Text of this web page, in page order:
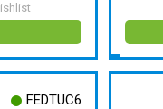
FEDTUC6